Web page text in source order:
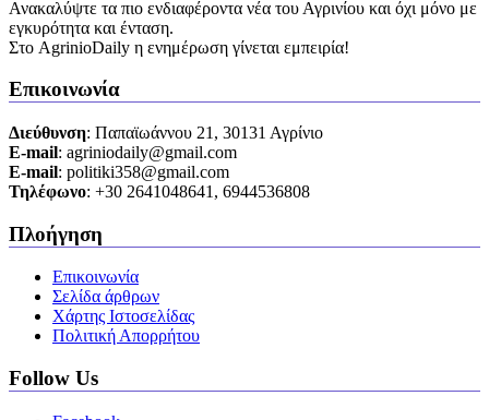
Ανακαλύψτε τα πιο ενδιαφέροντα νέα του Αγρινίου και όχι μόνο με
εγκυρότητα και ένταση.
Στο AgrinioDaily η ενημέρωση γίνεται εμπειρία!
Επικοινωνία
Διεύθυνση: Παπαϊωάννου 21, 30131 Αγρίνιο
Ε-mail: agriniodaily@gmail.com
Ε-mail: politiki358@gmail.com
Τηλέφωνο: +30 2641048641, 6944536808
Πλοήγηση
Επικοινωνία
Σελίδα άρθρων
Χάρτης Ιστοσελίδας
Πολιτική Απορρήτου
Follow Us